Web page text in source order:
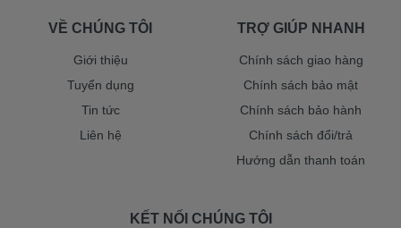
VỀ CHÚNG TÔI
Giới thiệu
Tuyển dụng
Tin tức
Liên hệ
TRỢ GIÚP NHANH
Chính sách giao hàng
Chính sách bảo mật
Chính sách bảo hành
Chính sách đổi/trả
Hướng dẫn thanh toán
KẾT NỐI CHÚNG TÔI